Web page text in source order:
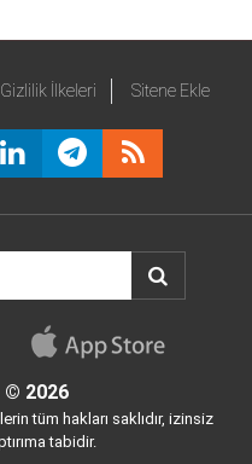
Gizlilik İlkeleri Sitene Ekle
© 2026
tüm hakları saklıdır, izinsiz
tabidir.